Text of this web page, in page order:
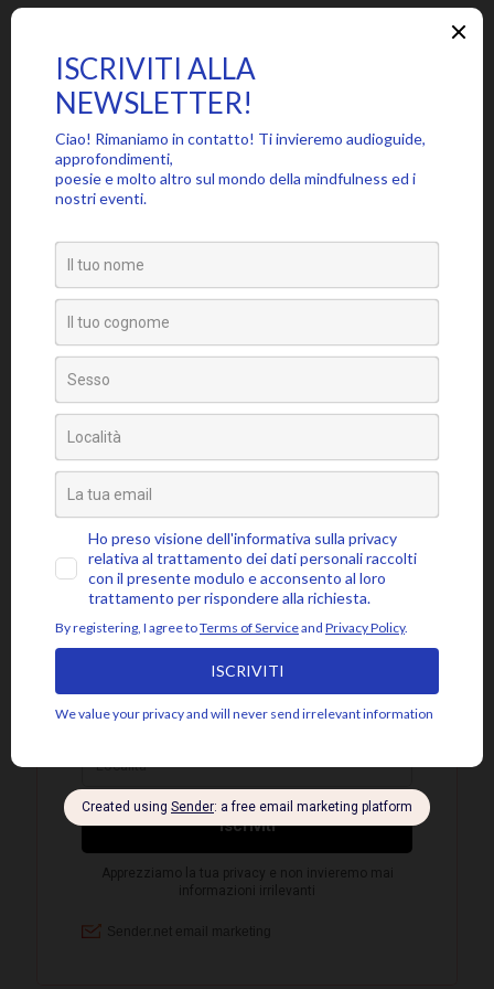
SEGUICI SU
PARTECIPA ALLA COMMUNITY MINDFUL, ISCRIVITI ALLA